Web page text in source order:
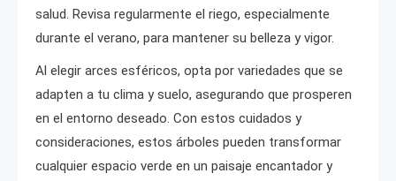
salud. Revisa regularmente el riego, especialmente
durante el verano, para mantener su belleza y vigor.
Al elegir arces esféricos, opta por variedades que se
adapten a tu clima y suelo, asegurando que prosperen
en el entorno deseado. Con estos cuidados y
consideraciones, estos árboles pueden transformar
cualquier espacio verde en un paisaje encantador y